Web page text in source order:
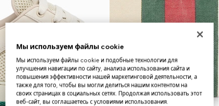
Мы используем файлы cookie
Мы используем файлы cookie и подобные технологии для
улучшения навигации по сайту, анализа использования сайта и
повышения эффективности нашей маркетинговой деятельности, а
также для того, чтобы вы могли делиться нашим контентом на
своих страницах в социальных сетях. Продолжая использовать этот
веб-сайт, вы соглашаетесь с условиями использования.